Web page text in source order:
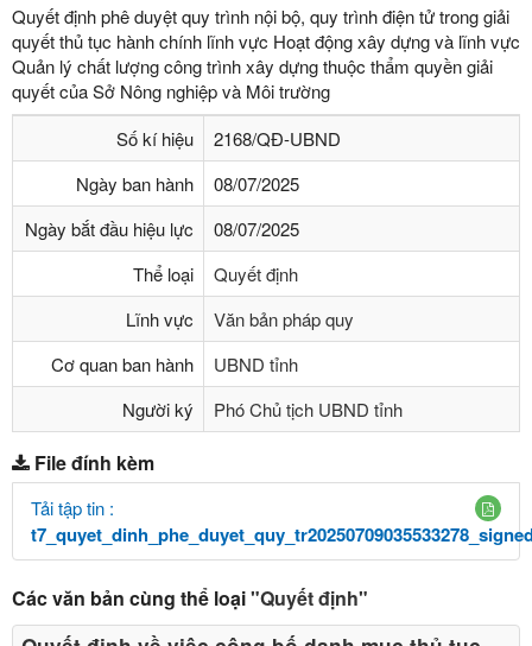
Quyết định phê duyệt quy trình nội bộ, quy trình điện tử trong giải
quyết thủ tục hành chính lĩnh vực Hoạt động xây dựng và lĩnh vực
Quản lý chất lượng công trình xây dựng thuộc thẩm quyền giải
quyết của Sở Nông nghiệp và Môi trường
Số kí hiệu
2168/QĐ-UBND
Ngày ban hành
08/07/2025
Ngày bắt đầu hiệu lực
08/07/2025
Thể loại
Quyết định
Lĩnh vực
Văn bản pháp quy
Cơ quan ban hành
UBND tỉnh
Người ký
Phó Chủ tịch UBND tỉnh
File đính kèm
Tải tập tin :
Các văn bản cùng thể loại"Quyết định"